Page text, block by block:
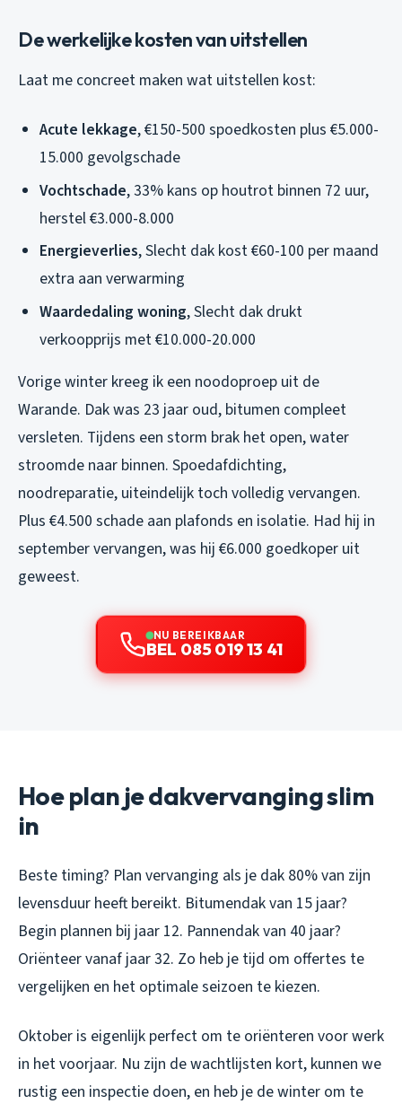
De werkelijke kosten van uitstellen
Laat me concreet maken wat uitstellen kost:
Acute lekkage, €150-500 spoedkosten plus €5.000-
15.000 gevolgschade
Vochtschade, 33% kans op houtrot binnen 72 uur,
herstel €3.000-8.000
Energieverlies, Slecht dak kost €60-100 per maand
extra aan verwarming
Waardedaling woning, Slecht dak drukt
verkoopprijs met €10.000-20.000
Vorige winter kreeg ik een noodoproep uit de
Warande. Dak was 23 jaar oud, bitumen compleet
versleten. Tijdens een storm brak het open, water
stroomde naar binnen. Spoedafdichting,
noodreparatie, uiteindelijk toch volledig vervangen.
Plus €4.500 schade aan plafonds en isolatie. Had hij in
september vervangen, was hij €6.000 goedkoper uit
geweest.
NU BEREIKBAAR
BEL 085 019 13 41
Hoe plan je dakvervanging slim
in
Beste timing? Plan vervanging als je dak 80% van zijn
levensduur heeft bereikt. Bitumendak van 15 jaar?
Begin plannen bij jaar 12. Pannendak van 40 jaar?
Oriënteer vanaf jaar 32. Zo heb je tijd om offertes te
vergelijken en het optimale seizoen te kiezen.
Oktober is eigenlijk perfect om te oriënteren voor werk
in het voorjaar. Nu zijn de wachtlijsten kort, kunnen we
rustig een inspectie doen, en heb je de winter om te